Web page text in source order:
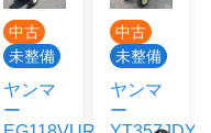
中古
未整備
ヤンマ
ー
中古
整備済
ヰセキ